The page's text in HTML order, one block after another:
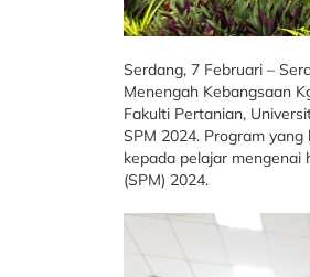
Serdang, 7 Februari –
Menengah Kebangsaan
Fakulti Pertanian,
SPM 2024. Program
kepada pelajar mengenai
(SPM) 2024.